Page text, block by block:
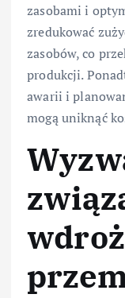
zasobami i
zredukować
zasobów, co
produkcji.
awarii i
mogą uniknąć